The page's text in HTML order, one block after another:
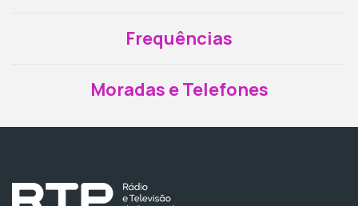
Frequências
Moradas e Telefones